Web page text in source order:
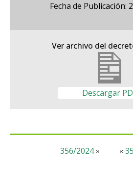
Fecha de Publicación:
Ver archivo del
Descargar
«
356/2024»